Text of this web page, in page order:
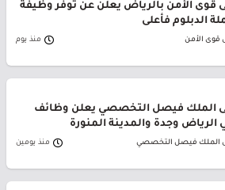
الأمن بالرياض يعلن عن توفر وظيفة
الدبلوم فأعلى
الأمن منذ يوم
فيصل التخصصي يعلن وظائف
وجدة والمدينة المنورة
فيصل التخصصي منذ يومين